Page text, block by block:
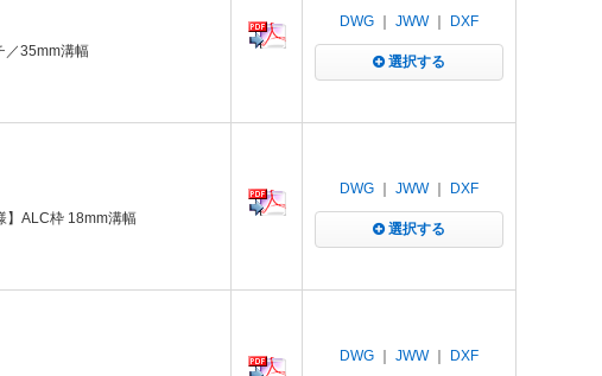
／35mm溝幅
DWG JWW｜ DXF
選択する
】ALC枠 18mm溝幅
DWG JWW｜ DXF
選択する
DWG JWW｜ DXF